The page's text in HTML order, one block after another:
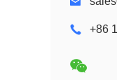
+86